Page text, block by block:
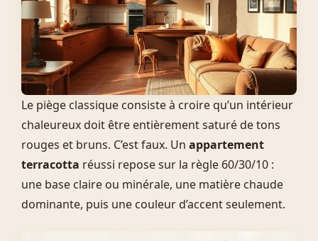
Le piège classique consiste à croire qu’un intérieur
chaleureux doit être entièrement saturé de tons
rouges et bruns. C’est faux. Un appartement
terracotta réussi repose sur la règle 60/30/10 :
une base claire ou minérale, une matière chaude
dominante, puis une couleur d’accent seulement.